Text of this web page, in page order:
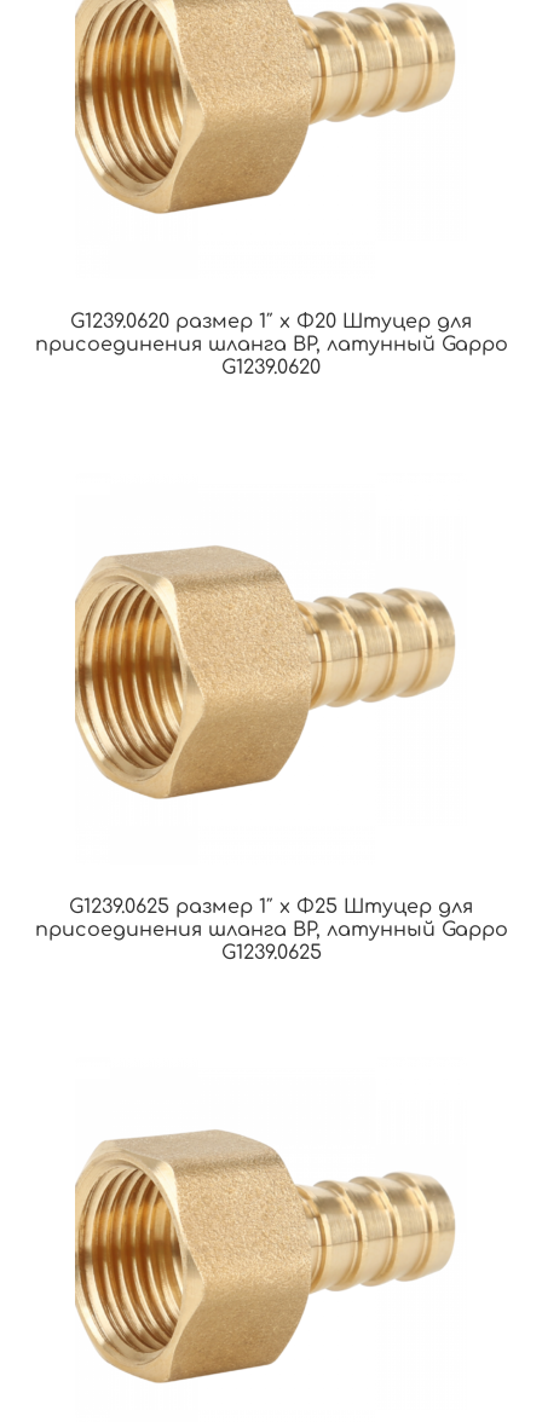
G1239.0620 размер 1″ x Φ20 Штуцер для
присоединения шланга ВР, латунный Gappo
G1239.0620
G1239.0625 размер 1″ x Φ25 Штуцер для
присоединения шланга ВР, латунный Gappo
G1239.0625